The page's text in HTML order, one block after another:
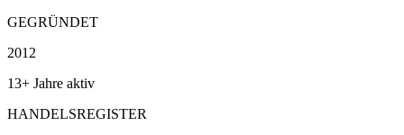
GEGRÜNDET
2012
13+ Jahre aktiv
HANDELSREGISTER